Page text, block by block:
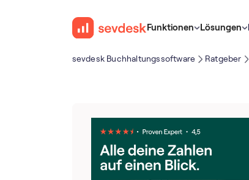
Funktionen Lösungen
sevdesk Buch­haltungs­software Ratgeber